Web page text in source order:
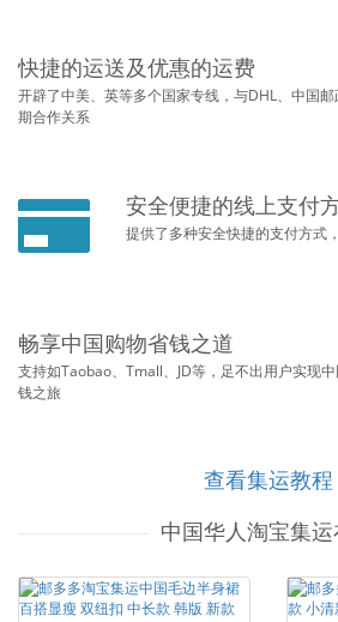
快捷的运送及优惠的运费
开辟了中美、英等多个国家专线，与DHL、中国
期合作关系
安全便捷的线上支付
提供了多种安全快捷的支付方式
畅享中国购物省钱之道
支持如Taobao、Tmall、JD等，足不出用户实现
钱之旅
查看集运教程
中国华人淘宝集